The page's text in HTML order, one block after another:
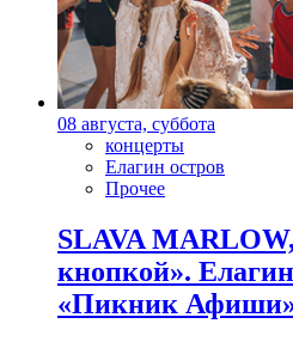
08 августа, суббота
концерты
Елагин остров
Прочее
SLAVA
кнопкой».
«Пикник